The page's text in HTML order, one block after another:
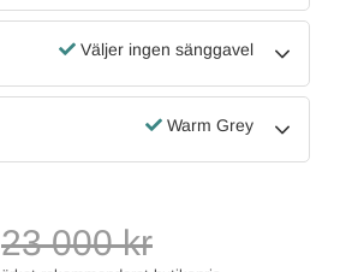
Väljer ingen sänggavel
Warm Grey
23 000kr